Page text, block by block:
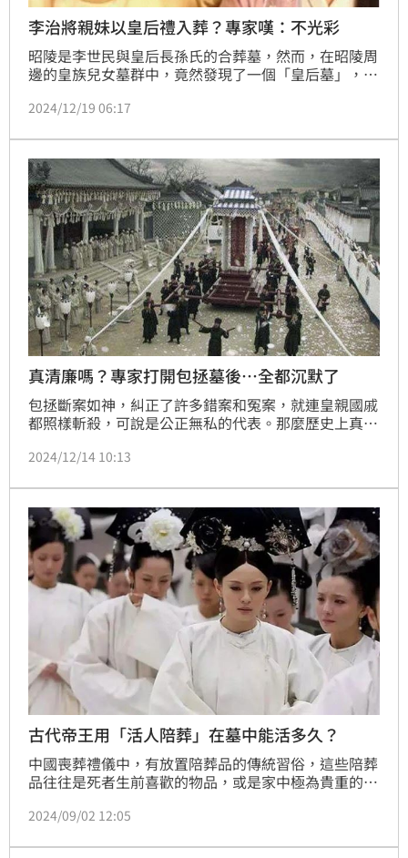
李治將親妹以皇后禮入葬？專家嘆：不光彩
昭陵是李世民與皇后長孫氏的合葬墓，然而，在昭陵周
邊的皇族兒女墓群中，竟然發現了一個「皇后墓」，專
一步挖掘，最終判定墓穴的主人為李世民最年幼的女兒
2024/12/19 06:17
真清廉嗎？專家打開包拯墓後…全都沉默了
包拯斷案如神，糾正了許多錯案和冤案，就連皇親國戚
都照樣斬殺，可說是公正無私的代表。那麼歷史上真實
開包拯墓之後，有了答案。
2024/12/14 10:13
古代帝王用「活人陪葬」在墓中能活多久？
中國喪葬禮儀中，有放置陪葬品的傳統習俗，這些陪葬
品往往是死者生前喜歡的物品，或是家中極為貴重的物
輩的緬懷之情。但古代除了放陪葬品外，有些帝王竟然
2024/09/02 12:05